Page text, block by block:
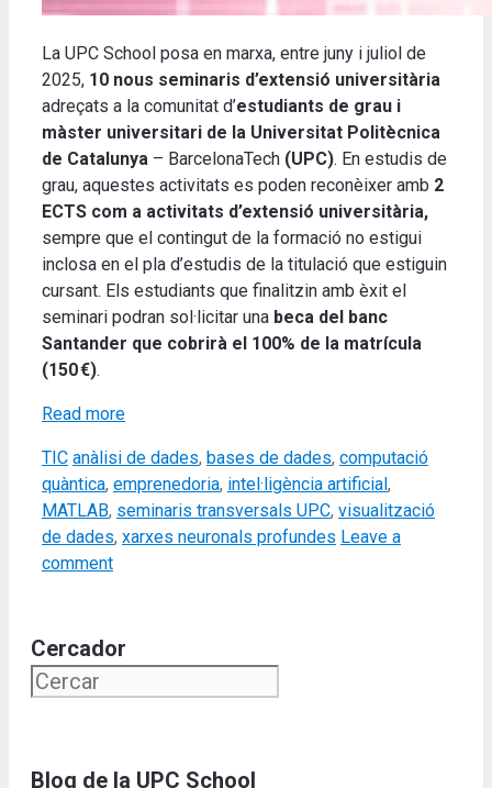
La UPC School posa en marxa, entre juny i juliol de
2025, 10 nous seminaris d’extensió universitària
adreçats a la comunitat d’estudiants de grau i
màster universitari de la Universitat Politècnica
de Catalunya – BarcelonaTech (UPC). En estudis de
grau, aquestes activitats es poden reconèixer amb 2
ECTS com a activitats d’extensió universitària,
sempre que el contingut de la formació no estigui
inclosa en el pla d’estudis de la titulació que estiguin
cursant. Els estudiants que finalitzin amb èxit el
seminari podran sol·licitar una beca del banc
Santander que cobrirà el 100% de la matrícula
(150 €).
Read more
Categories
TIC Tags
anàlisi de dades, bases de dades, computació
quàntica, emprenedoria, intel·ligència artificial,
MATLAB, seminaris transversals UPC, visualització
de dades, xarxes neuronals profundes Leave a
comment
Cercador
Blog de la UPC School